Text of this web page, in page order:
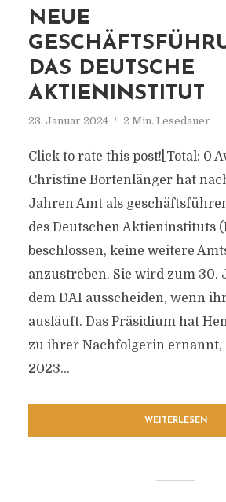
NEUE
DAS DEUTSCHE
AKTIENINSTITUT
23. Januar 2024 2 Min. Lesedauer
Click to rate this post![Total: 0
Christine Bortenlänger hat
Jahren Amt als
des Deutschen Aktieninstituts
beschlossen, keine weitere
anzustreben. Sie wird zum 30.
dem DAI ausscheiden, wenn
ausläuft. Das Präsidium hat
zu ihrer Nachfolgerin ernannt,
2023...
WEITERLESEN